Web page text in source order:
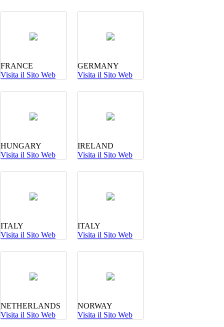
FRANCE
Visita il Sito Web
GERMANY
Visita il Sito Web
HUNGARY
Visita il Sito Web
IRELAND
Visita il Sito Web
ITALY
Visita il Sito Web
ITALY
Visita il Sito Web
NETHERLANDS
Visita il Sito Web
NORWAY
Visita il Sito Web